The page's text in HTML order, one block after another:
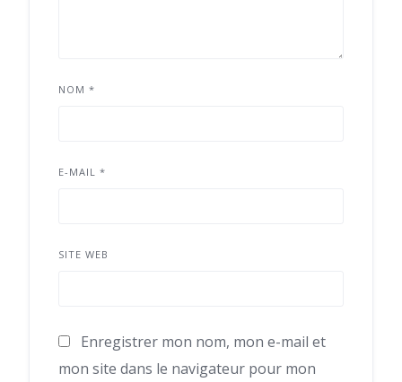
NOM *
E-MAIL *
SITE WEB
Enregistrer mon nom, mon e-mail et
mon site dans le navigateur pour mon